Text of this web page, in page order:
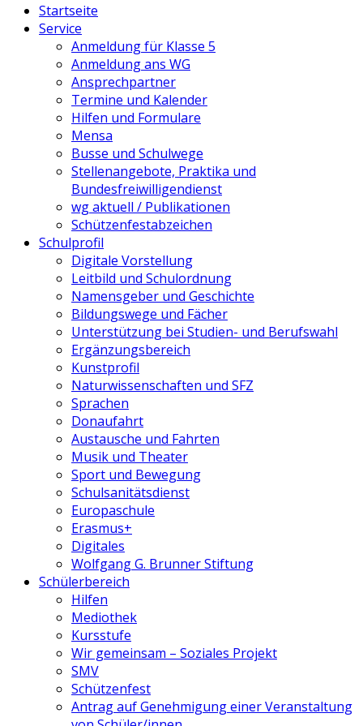
Startseite
Service
Anmeldung für Klasse 5
Anmeldung ans WG
Ansprechpartner
Termine und Kalender
Hilfen und Formulare
Mensa
Busse und Schulwege
Stellenangebote, Praktika und
Bundesfreiwilligendienst
wg aktuell / Publikationen
Schützenfestabzeichen
Schulprofil
Digitale Vorstellung
Leitbild und Schulordnung
Namensgeber und Geschichte
Bildungswege und Fächer
Unterstützung bei Studien- und Berufswahl
Ergänzungsbereich
Kunstprofil
Naturwissenschaften und SFZ
Sprachen
Donaufahrt
Austausche und Fahrten
Musik und Theater
Sport und Bewegung
Schulsanitätsdienst
Europaschule
Erasmus+
Digitales
Wolfgang G. Brunner Stiftung
Schülerbereich
Hilfen
Mediothek
Kursstufe
Wir gemeinsam – Soziales Projekt
SMV
Schützenfest
Antrag auf Genehmigung einer Veranstaltung